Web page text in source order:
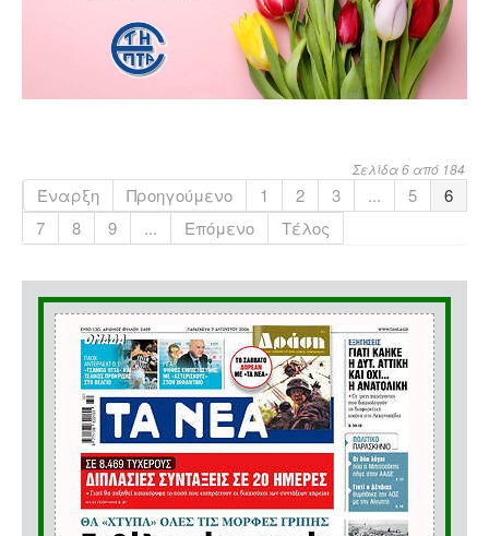
Σελίδα 6 από 184
Έναρξη Προηγούμενο 1 2 3 ... 5
6
7
8 9 ... Επόμενο Τέλος